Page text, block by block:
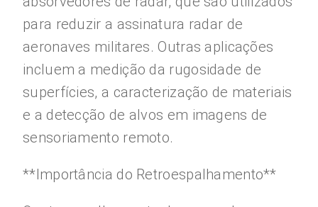
para reduzir a assinatura radar de
aeronaves militares. Outras aplicações
incluem a medição da rugosidade de
superfícies, a caracterização de materiais
e a detecção de alvos em imagens de
sensoriamento remoto.
**Importância do Retroespalhamento**